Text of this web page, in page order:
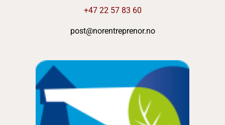
+47 22 57 83 60
post@norentreprenor.no